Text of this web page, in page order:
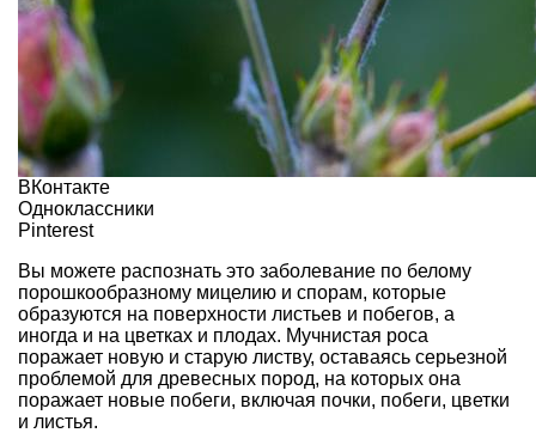
ВКонтакте
Одноклассники
Pinterest
Вы можете распознать это заболевание по белому
порошкообразному мицелию и спорам, которые
образуются на поверхности листьев и побегов, а
иногда и на цветках и ​​плодах. Мучнистая роса
поражает новую и старую листву, оставаясь серьезной
проблемой для древесных пород, на которых она
поражает новые побеги, включая почки, побеги, цветки
и листья.